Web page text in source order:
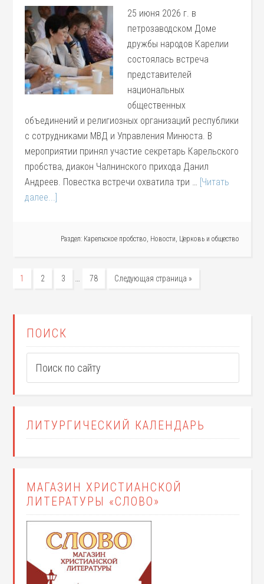
25 июня 2026 г. в
петрозаводском Доме
дружбы народов Карелии
состоялась встреча
представителей
национальных
общественных
объединений и религиозных организаций республики
с сотрудниками МВД и Управления Минюста. В
мероприятии принял участие секретарь Карельского
пробства, диакон Чалнинского прихода Данил
Андреев. Повестка встречи охватила три … [Читать
далее...]
Раздел: Карельское пробство, Новости, Церковь и общество
1 2 3 … 78 Следующая страница »
ПОИСК
ЛИТУРГИЧЕСКИЙ КАЛЕНДАРЬ
МАГАЗИН ХРИСТИАНСКОЙ
ЛИТЕРАТУРЫ «СЛОВО»